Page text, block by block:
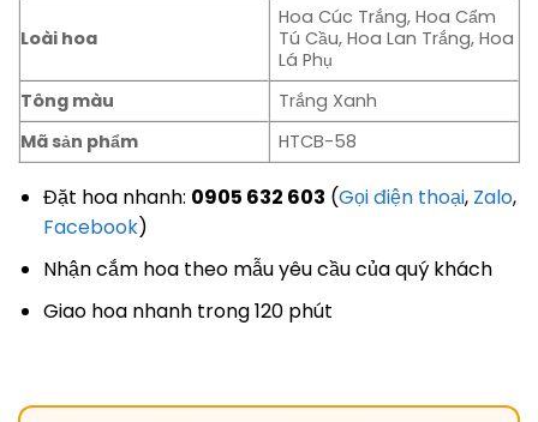
Loài hoa
Hoa Cúc Trắng, Hoa Cẩm
Tú Cầu, Hoa Lan Trắng, Hoa
Lá Phụ
Tông màu
Trắng Xanh
Mã sản phẩm
HTCB-58
Đặt hoa nhanh: 0905 632 603 (Gọi điện thoại, Zalo,
Facebook)
Nhận cắm hoa theo mẫu yêu cầu của quý khách
Giao hoa nhanh trong 120 phút